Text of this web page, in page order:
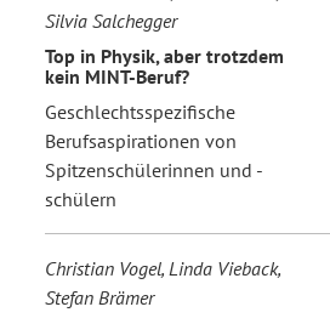
Silvia Salchegger
Top in Physik, aber trotzdem
kein MINT-Beruf?
Geschlechtsspezifische
Berufsaspirationen von
Spitzenschülerinnen und -
schülern
Christian Vogel, Linda Vieback,
Stefan Brämer